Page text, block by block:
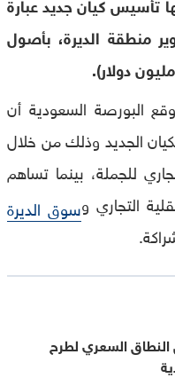
منطقة الديرة، بأصول
البورصة السعودية أن
في الكيان الجديد وذلك من خلال
للجملة، بينما تساهم
التجاري وسوق الديرة
النطاق السعري لطرح